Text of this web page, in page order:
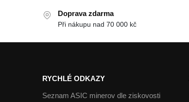
Doprava zdarma
Při nákupu nad 70 000 kč
RYCHLÉ ODKAZY
Seznam ASIC minerov dle ziskovosti